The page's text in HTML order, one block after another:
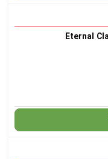
دسترس نمی باشد.